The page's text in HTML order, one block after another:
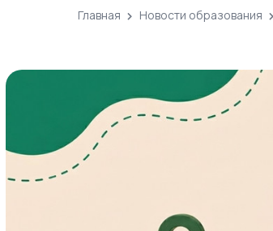
Главная Новости образования